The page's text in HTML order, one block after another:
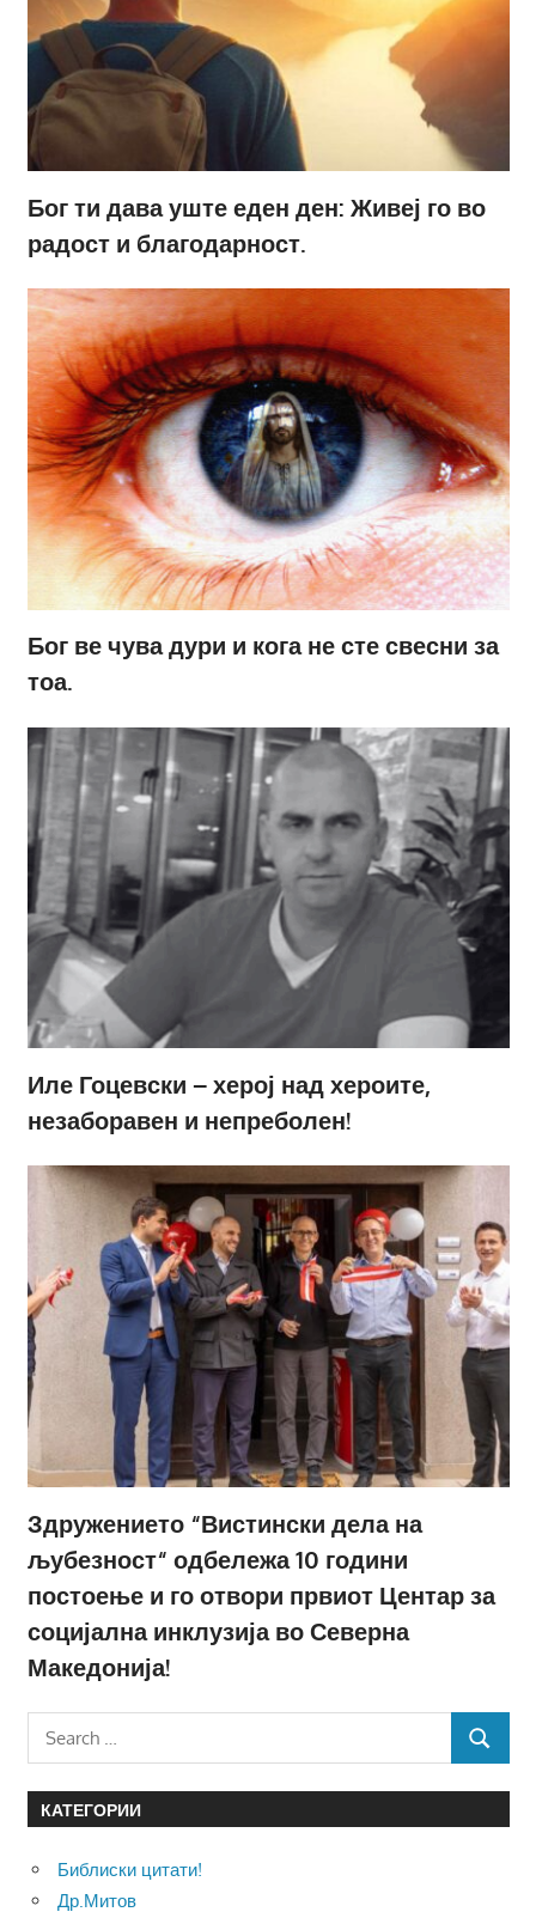
Бог ти дава уште еден ден: Живеј го во
радост и благодарност.
Бог ве чува дури и кога не сте свесни за
тоа.
Иле Гоцевски – херој над хероите,
незаборавен и непреболен!
Здружението “Вистински дела на
љубезност“ одбележа 10 години
постоење и го отвори првиот Центар за
социјална инклузија во Северна
Македонија!
Search
for:
SEARCH
КАТЕГОРИИ
Библиски цитати!
Др.Митов